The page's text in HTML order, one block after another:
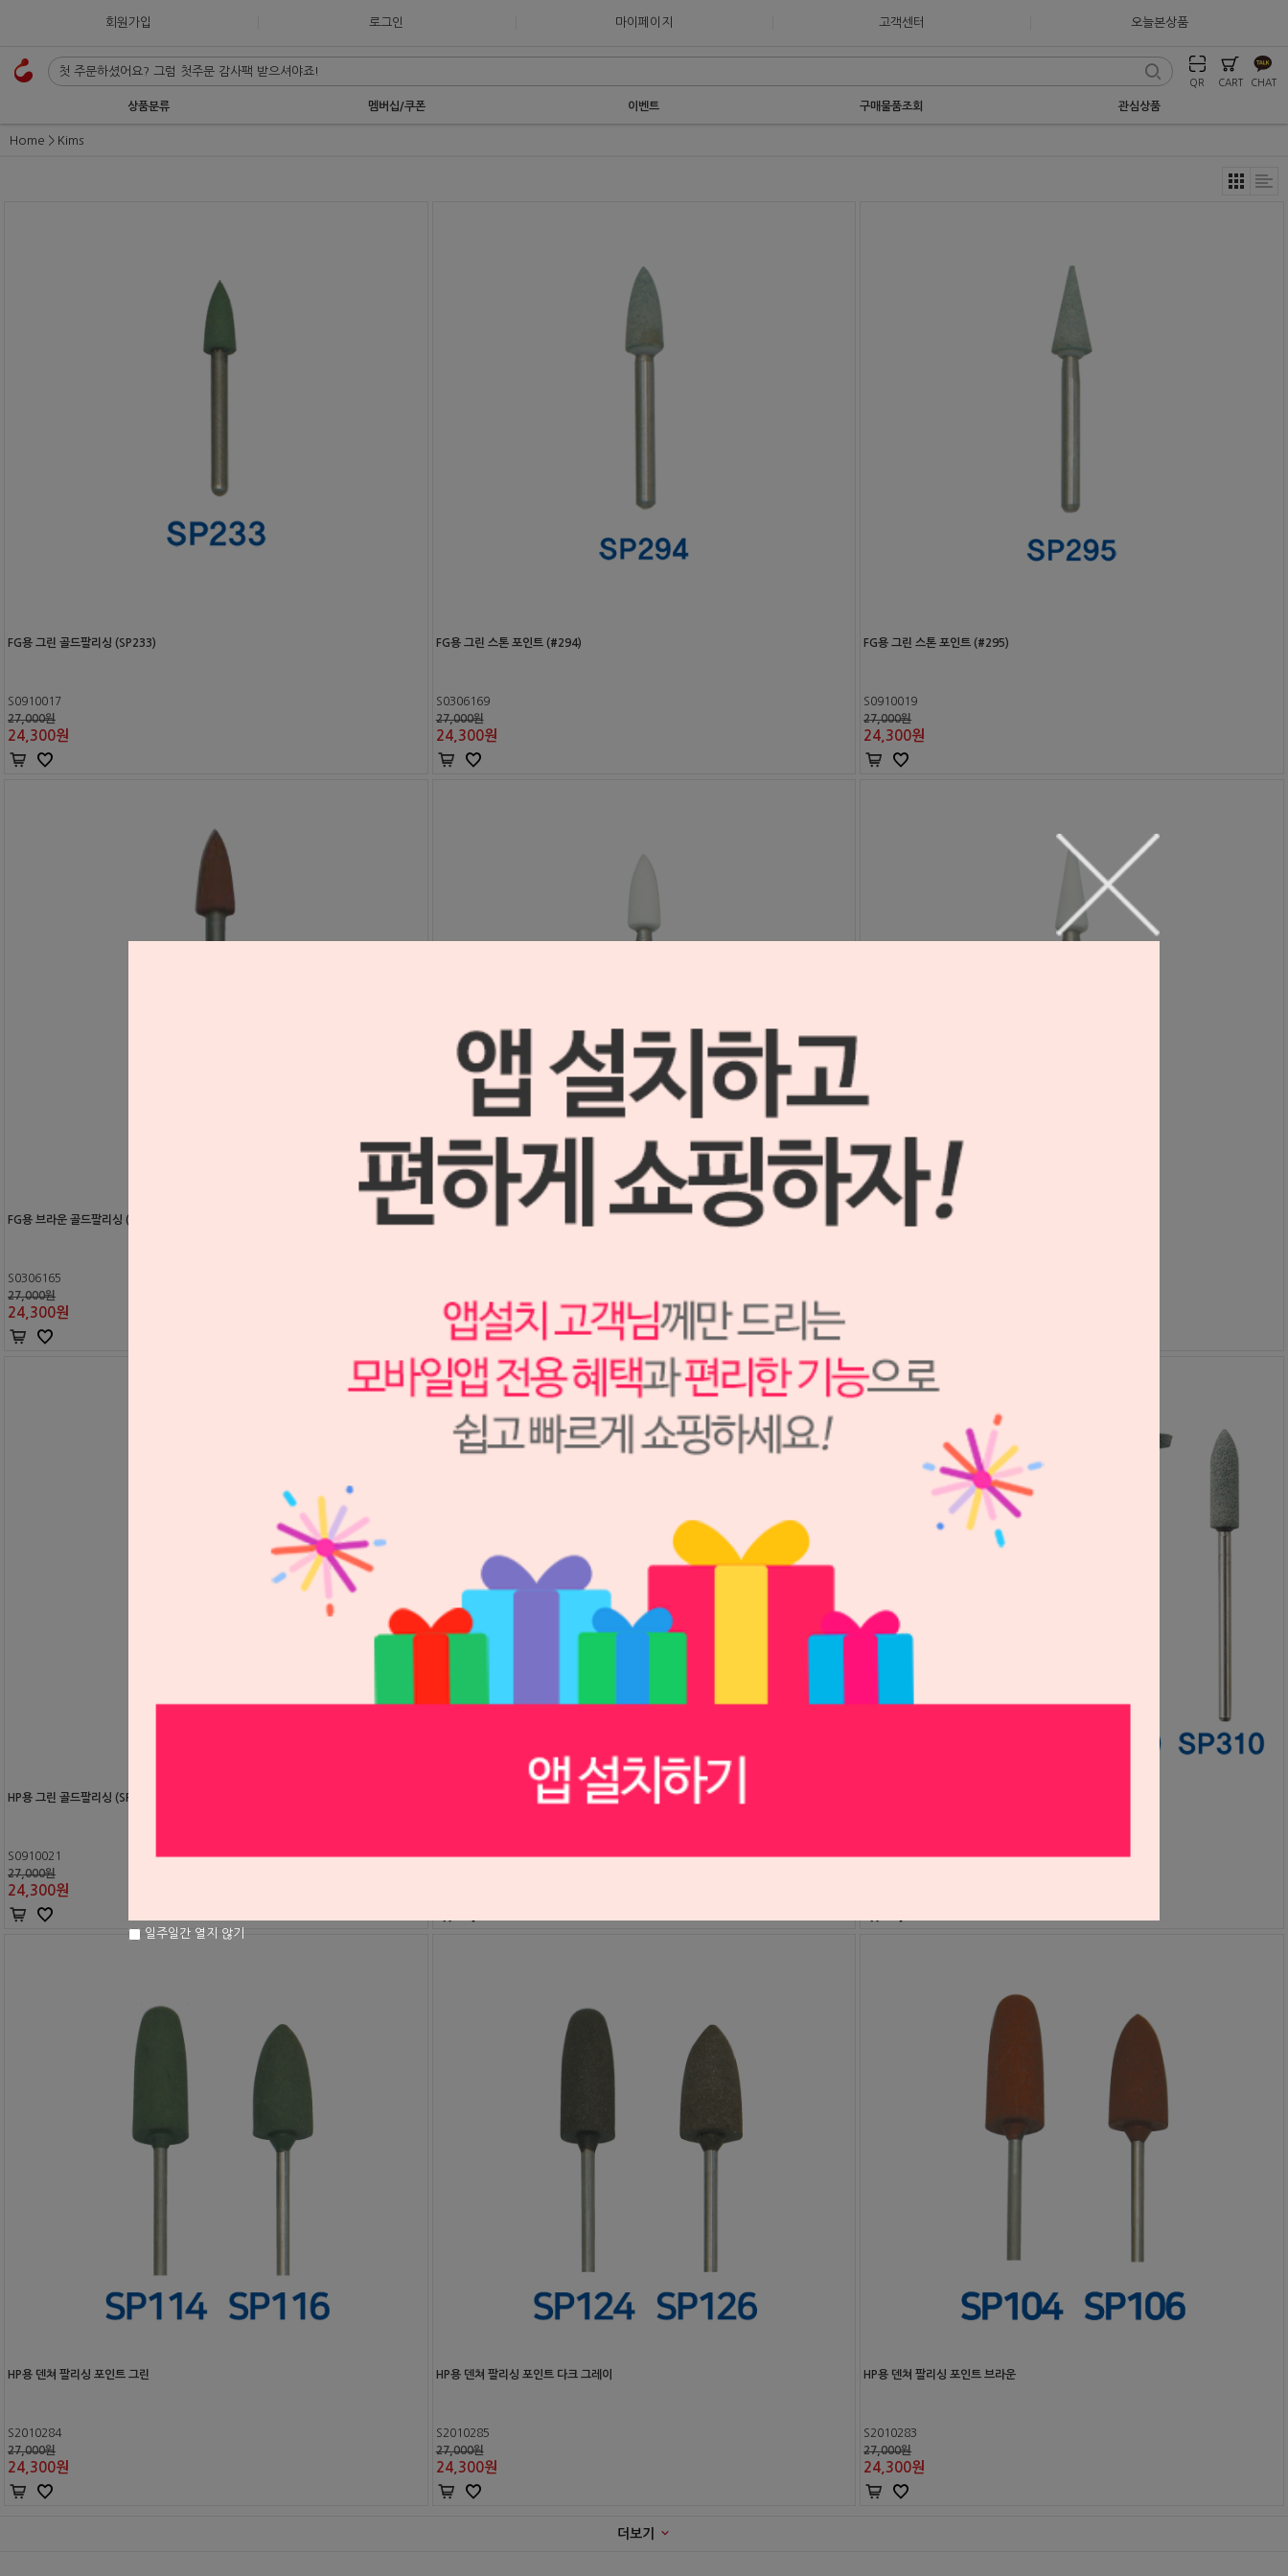
회원가입 로그인 마이페이지 고객센터 오늘본상품
QR CART CHAT
상품분류 멤버십/쿠폰 이벤트 구매물품조회 관심상품
Home Kims
FG용 그린 골드팔리싱 (SP233)
S0910017
27,000원
24,300원
FG용 그린 스톤 포인트 (#294)
S0306169
27,000원
24,300원
FG용 그린 스톤 포인트 (#295)
S0910019
27,000원
24,300원
FG용 브라운 골드팔리싱 (SP232)
S0306165
27,000원
24,300원
FG용 화이트 스톤 포인트 (#284)
24,300원
FG용 화이트 스톤 포인트 (#285)
HP용 그린 골드팔리싱 (SP153)
S0910021
27,000원
24,300원
HP용 그린 골드팔리싱 (SP155)
S0709018
S0906011
HP용 덴쳐 팔리싱 포인트 그린
S2010284
27,000원
24,300원
HP용 덴쳐 팔리싱 포인트 다크 그레이
S2010285
27,000원
24,300원
HP용 덴쳐 팔리싱 포인트 브라운
S2010283
27,000원
24,300원
더보기
일주일간 열지 않기